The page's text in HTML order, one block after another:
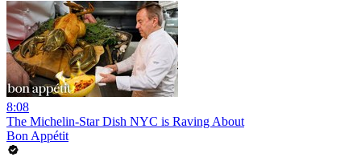
8:08
The Michelin-Star Dish NYC is Raving About
Bon Appétit